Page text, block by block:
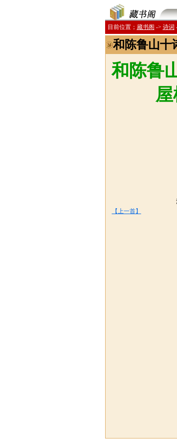
目前位置； 藏书阁 -> 诗词
和陈鲁山十
和陈鲁
【上一首】